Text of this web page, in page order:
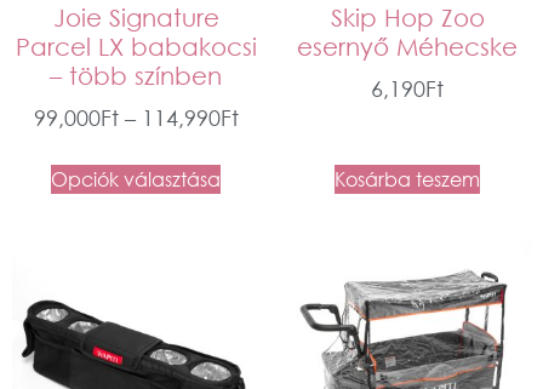
Joie Signature
Parcel LX babakocsi
– több színben
99,000Ft – 114,990Ft
Opciók választása
Skip Hop Zoo
esernyő Méhecske
6,190Ft
Kosárba teszem